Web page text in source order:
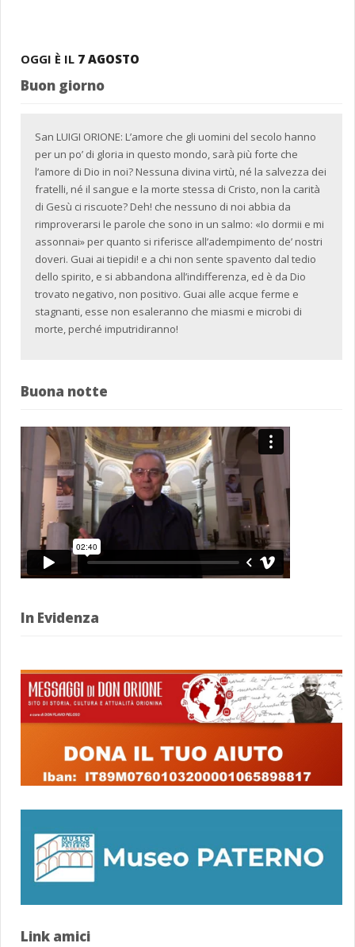
OGGI È IL 7 AGOSTO
Buon giorno
San LUIGI ORIONE: L’amore che gli uomini del secolo hanno
per un po’ di gloria in questo mondo, sarà più forte che
l’amore di Dio in noi? Nessuna divina virtù, né la salvezza dei
fratelli, né il sangue e la morte stessa di Cristo, non la carità
di Gesù ci riscuote? Deh! che nessuno di noi abbia da
rimproverarsi le parole che sono in un salmo: «Io dormii e mi
assonnai» per quanto si riferisce all’adempimento de’ nostri
doveri. Guai ai tiepidi! e a chi non sente spavento dal tedio
dello spirito, e si abbandona all’indifferenza, ed è da Dio
trovato negativo, non positivo. Guai alle acque ferme e
stagnanti, esse non esaleranno che miasmi e microbi di
morte, perché imputridiranno!
Buona notte
In Evidenza
Link amici